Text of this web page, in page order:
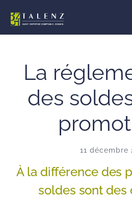
contenu
La
des
11 décembre
À la différence des
soldes sont des